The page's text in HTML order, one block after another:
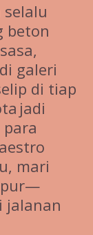
beton
galeri
di tiap
jadi
mari
jalanan